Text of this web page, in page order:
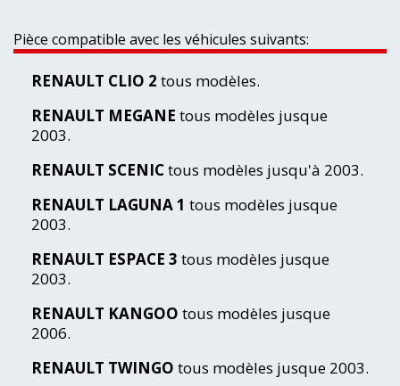
Pièce compatible avec les véhicules suivants:
RENAULT CLIO 2 tous modèles.
RENAULT MEGANE tous modèles jusque
2003.
RENAULT SCENICtous modèles jusqu'à 2003.
RENAULT LAGUNA 1 tous modèles jusque
2003.
RENAULT ESPACE 3 tous modèles jusque
2003.
RENAULT KANGOO tous modèles jusque
2006.
RENAULT TWINGO tous modèles jusque 2003.